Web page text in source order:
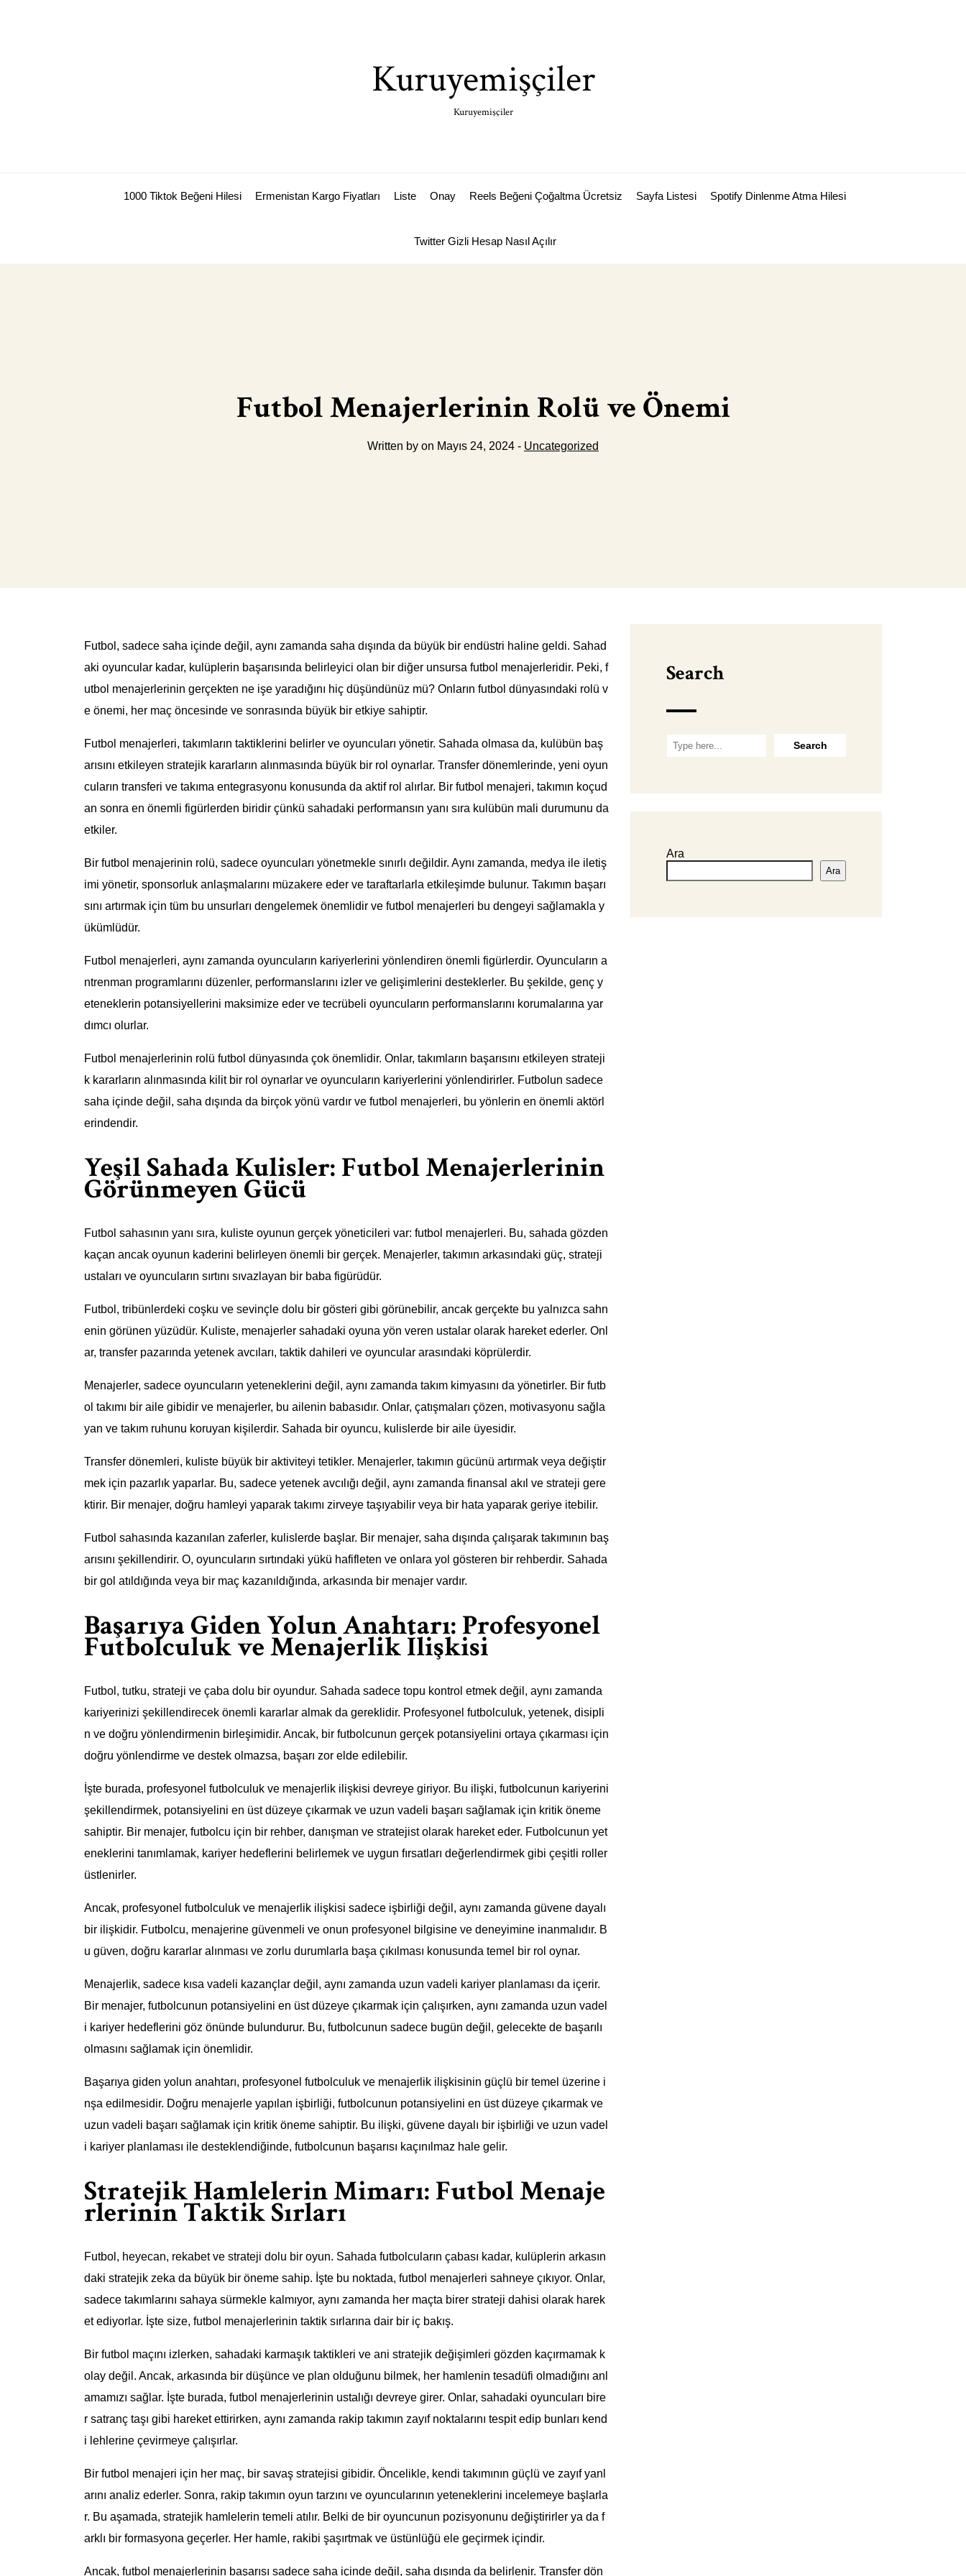
Kuruyemişçiler
Kuruyemişçiler
1000 Tiktok Beğeni Hilesi Ermenistan Kargo Fiyatları Liste Onay Reels Beğeni Çoğaltma Ücretsiz Sayfa Listesi Spotify Dinlenme Atma Hilesi
Twitter Gizli Hesap Nasıl Açılır
Futbol Menajerlerinin Rolü ve Önemi
Written by on Mayıs 24, 2024 - Uncategorized
Futbol, sadece saha içinde değil, aynı zamanda saha dışında da büyük bir endüstri haline geldi. Sahad
aki oyuncular kadar, kulüplerin başarısında belirleyici olan bir diğer unsursa futbol menajerleridir. Peki, f
utbol menajerlerinin gerçekten ne işe yaradığını hiç düşündünüz mü? Onların futbol dünyasındaki rolü v
e önemi, her maç öncesinde ve sonrasında büyük bir etkiye sahiptir.
Futbol menajerleri, takımların taktiklerini belirler ve oyuncuları yönetir. Sahada olmasa da, kulübün baş
arısını etkileyen stratejik kararların alınmasında büyük bir rol oynarlar. Transfer dönemlerinde, yeni oyun
cuların transferi ve takıma entegrasyonu konusunda da aktif rol alırlar. Bir futbol menajeri, takımın koçud
an sonra en önemli figürlerden biridir çünkü sahadaki performansın yanı sıra kulübün mali durumunu da
etkiler.
Bir futbol menajerinin rolü, sadece oyuncuları yönetmekle sınırlı değildir. Aynı zamanda, medya ile iletiş
imi yönetir, sponsorluk anlaşmalarını müzakere eder ve taraftarlarla etkileşimde bulunur. Takımın başarı
sını artırmak için tüm bu unsurları dengelemek önemlidir ve futbol menajerleri bu dengeyi sağlamakla y
ükümlüdür.
Futbol menajerleri, aynı zamanda oyuncuların kariyerlerini yönlendiren önemli figürlerdir. Oyuncuların a
ntrenman programlarını düzenler, performanslarını izler ve gelişimlerini desteklerler. Bu şekilde, genç y
eteneklerin potansiyellerini maksimize eder ve tecrübeli oyuncuların performanslarını korumalarına yar
dımcı olurlar.
Futbol menajerlerinin rolü futbol dünyasında çok önemlidir. Onlar, takımların başarısını etkileyen strateji
k kararların alınmasında kilit bir rol oynarlar ve oyuncuların kariyerlerini yönlendirirler. Futbolun sadece
saha içinde değil, saha dışında da birçok yönü vardır ve futbol menajerleri, bu yönlerin en önemli aktörl
erindendir.
Yeşil Sahada Kulisler: Futbol Menajerlerinin
Görünmeyen Gücü
Futbol sahasının yanı sıra, kuliste oyunun gerçek yöneticileri var: futbol menajerleri. Bu, sahada gözden
kaçan ancak oyunun kaderini belirleyen önemli bir gerçek. Menajerler, takımın arkasındaki güç, strateji
ustaları ve oyuncuların sırtını sıvazlayan bir baba figürüdür.
Futbol, tribünlerdeki coşku ve sevinçle dolu bir gösteri gibi görünebilir, ancak gerçekte bu yalnızca sahn
enin görünen yüzüdür. Kuliste, menajerler sahadaki oyuna yön veren ustalar olarak hareket ederler. Onl
ar, transfer pazarında yetenek avcıları, taktik dahileri ve oyuncular arasındaki köprülerdir.
Menajerler, sadece oyuncuların yeteneklerini değil, aynı zamanda takım kimyasını da yönetirler. Bir futb
ol takımı bir aile gibidir ve menajerler, bu ailenin babasıdır. Onlar, çatışmaları çözen, motivasyonu sağla
yan ve takım ruhunu koruyan kişilerdir. Sahada bir oyuncu, kulislerde bir aile üyesidir.
Transfer dönemleri, kuliste büyük bir aktiviteyi tetikler. Menajerler, takımın gücünü artırmak veya değiştir
mek için pazarlık yaparlar. Bu, sadece yetenek avcılığı değil, aynı zamanda finansal akıl ve strateji gere
ktirir. Bir menajer, doğru hamleyi yaparak takımı zirveye taşıyabilir veya bir hata yaparak geriye itebilir.
Futbol sahasında kazanılan zaferler, kulislerde başlar. Bir menajer, saha dışında çalışarak takımının baş
arısını şekillendirir. O, oyuncuların sırtındaki yükü hafifleten ve onlara yol gösteren bir rehberdir. Sahada
bir gol atıldığında veya bir maç kazanıldığında, arkasında bir menajer vardır.
Başarıya Giden Yolun Anahtarı: Profesyonel
Futbolculuk ve Menajerlik İlişkisi
Futbol, tutku, strateji ve çaba dolu bir oyundur. Sahada sadece topu kontrol etmek değil, aynı zamanda
kariyerinizi şekillendirecek önemli kararlar almak da gereklidir. Profesyonel futbolculuk, yetenek, disipli
n ve doğru yönlendirmenin birleşimidir. Ancak, bir futbolcunun gerçek potansiyelini ortaya çıkarması için
doğru yönlendirme ve destek olmazsa, başarı zor elde edilebilir.
İşte burada, profesyonel futbolculuk ve menajerlik ilişkisi devreye giriyor. Bu ilişki, futbolcunun kariyerini
şekillendirmek, potansiyelini en üst düzeye çıkarmak ve uzun vadeli başarı sağlamak için kritik öneme
sahiptir. Bir menajer, futbolcu için bir rehber, danışman ve stratejist olarak hareket eder. Futbolcunun yet
eneklerini tanımlamak, kariyer hedeflerini belirlemek ve uygun fırsatları değerlendirmek gibi çeşitli roller
üstlenirler.
Ancak, profesyonel futbolculuk ve menajerlik ilişkisi sadece işbirliği değil, aynı zamanda güvene dayalı
bir ilişkidir. Futbolcu, menajerine güvenmeli ve onun profesyonel bilgisine ve deneyimine inanmalıdır. B
u güven, doğru kararlar alınması ve zorlu durumlarla başa çıkılması konusunda temel bir rol oynar.
Menajerlik, sadece kısa vadeli kazançlar değil, aynı zamanda uzun vadeli kariyer planlaması da içerir.
Bir menajer, futbolcunun potansiyelini en üst düzeye çıkarmak için çalışırken, aynı zamanda uzun vadel
i kariyer hedeflerini göz önünde bulundurur. Bu, futbolcunun sadece bugün değil, gelecekte de başarılı
olmasını sağlamak için önemlidir.
Başarıya giden yolun anahtarı, profesyonel futbolculuk ve menajerlik ilişkisinin güçlü bir temel üzerine i
nşa edilmesidir. Doğru menajerle yapılan işbirliği, futbolcunun potansiyelini en üst düzeye çıkarmak ve
uzun vadeli başarı sağlamak için kritik öneme sahiptir. Bu ilişki, güvene dayalı bir işbirliği ve uzun vadel
i kariyer planlaması ile desteklendiğinde, futbolcunun başarısı kaçınılmaz hale gelir.
Stratejik Hamlelerin Mimarı: Futbol Menaje
rlerinin Taktik Sırları
Futbol, heyecan, rekabet ve strateji dolu bir oyun. Sahada futbolcuların çabası kadar, kulüplerin arkasın
daki stratejik zeka da büyük bir öneme sahip. İşte bu noktada, futbol menajerleri sahneye çıkıyor. Onlar,
sadece takımlarını sahaya sürmekle kalmıyor, aynı zamanda her maçta birer strateji dahisi olarak harek
et ediyorlar. İşte size, futbol menajerlerinin taktik sırlarına dair bir iç bakış.
Bir futbol maçını izlerken, sahadaki karmaşık taktikleri ve ani stratejik değişimleri gözden kaçırmamak k
olay değil. Ancak, arkasında bir düşünce ve plan olduğunu bilmek, her hamlenin tesadüfi olmadığını anl
amamızı sağlar. İşte burada, futbol menajerlerinin ustalığı devreye girer. Onlar, sahadaki oyuncuları bire
r satranç taşı gibi hareket ettirirken, aynı zamanda rakip takımın zayıf noktalarını tespit edip bunları kend
i lehlerine çevirmeye çalışırlar.
Bir futbol menajeri için her maç, bir savaş stratejisi gibidir. Öncelikle, kendi takımının güçlü ve zayıf yanl
arını analiz ederler. Sonra, rakip takımın oyun tarzını ve oyuncularının yeteneklerini incelemeye başlarla
r. Bu aşamada, stratejik hamlelerin temeli atılır. Belki de bir oyuncunun pozisyonunu değiştirirler ya da f
arklı bir formasyona geçerler. Her hamle, rakibi şaşırtmak ve üstünlüğü ele geçirmek içindir.
Ancak, futbol menajerlerinin başarısı sadece saha içinde değil, saha dışında da belirlenir. Transfer dön
Search
Ara
Ara